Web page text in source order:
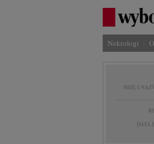
Nekrologi
IMIĘ I
DATA